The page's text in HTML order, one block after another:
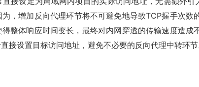
，增加反向代理环节将不可避免地导致TCP握手次数
整体响应时间变长，最终对内网穿透的传输速度造成
接设置目标访问地址，避免不必要的反向代理中转环节